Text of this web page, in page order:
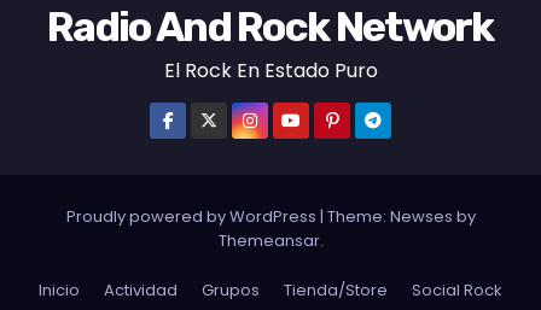
Radio And Rock Network
El Rock En Estado Puro
Proudly powered by WordPress | Theme: Newses by
Themeansar.
Inicio Actividad Grupos Tienda/Store Social Rock